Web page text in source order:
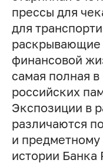
прессы для
для
раскрывающие
финансовой
самая полная
российских
Экспозиции в
различаются
и предметному
истории Банка